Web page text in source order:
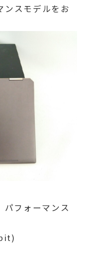
スモデルをお
フォーマンス